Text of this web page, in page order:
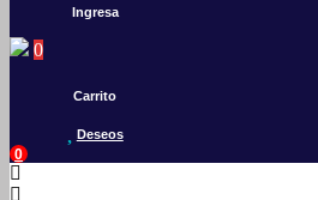
Ingresa
0
Carrito
Deseos
0